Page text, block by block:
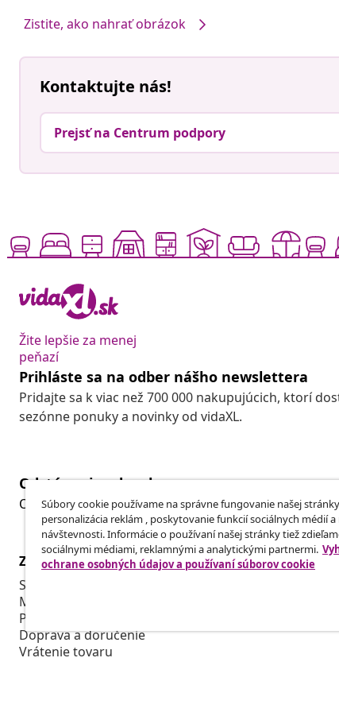
Zistite, ako nahrať obrázok
Kontaktujte nás!
Prejsť na Centrum podpory
Žite lepšie za menej
peňazí
Prihláste sa na odber nášho newslettera
Pridajte sa k viac než 700 000 nakupujúcich, ktorí
sezónne ponuky a novinky od vidaXL.
Odstúpenie od zmluvy
Odošlite žiadosť o odstúpenie od vašej objednávky.
Zákaznícky Servis
Sledujte svoju objednávku
Môj účet
Platba
Doprava a doručenie
Vrátenie tovaru
Obchodní
Súbory cookie používame na správne fungovanie našej
personalizácia reklám , poskytovanie funkcií sociálnych médií a
návštevnosti. Informácie o používaní našej stránky tiež
sociálnymi médiami, reklamnými a analytickými partnermi.
ochrane osobných údajov a používaní súborov cookie